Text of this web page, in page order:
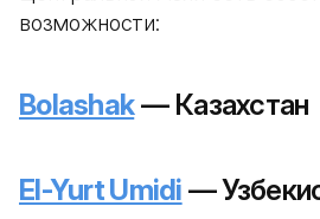
возможности:
Bolashak— Казахстан
El-Yurt Umidi —